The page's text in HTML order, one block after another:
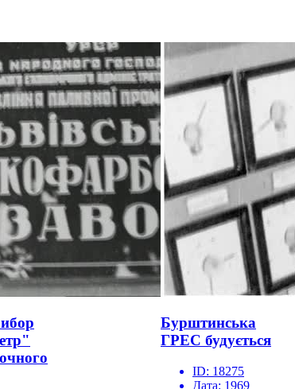
Бурштинська
ГРЕС будується
ID: 18275
Дата: 1969